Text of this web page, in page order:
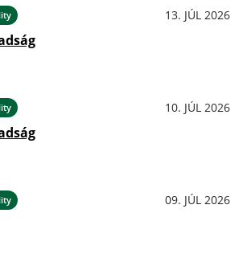
13. JÚL 2026
10. JÚL 2026
09. JÚL 2026